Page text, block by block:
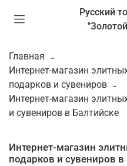
Русский
Главная
Интернет-магазин
подарков и сувениров
Интернет-магазин
и сувениров в Балтийске
Интернет-магазин
подарков и сувениров в